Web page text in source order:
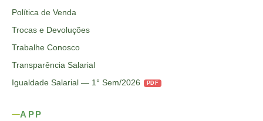
Política de Venda
Trocas e Devoluções
Trabalhe Conosco
Transparência Salarial
Igualdade Salarial — 1° Sem/2026
PDF
APP